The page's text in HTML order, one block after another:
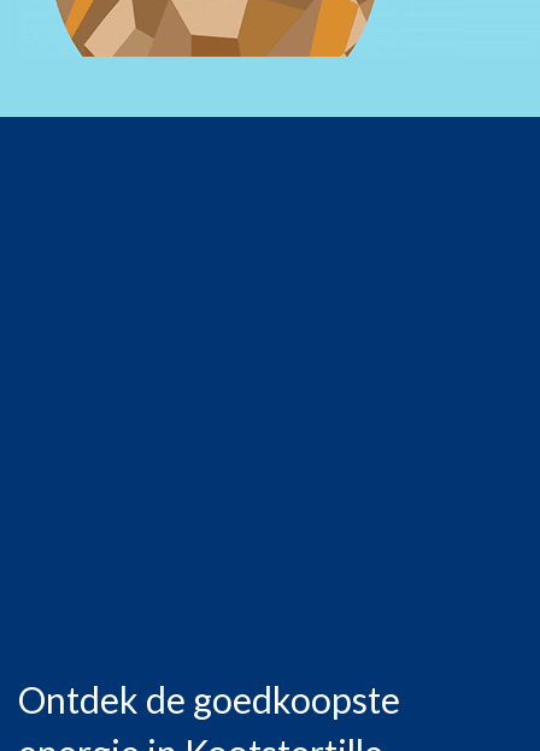
Ontdek de goedkoopste